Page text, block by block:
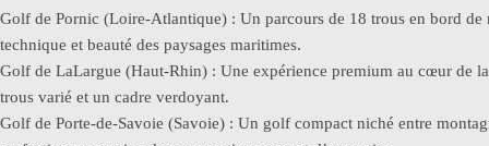
Golf de Pornic (Loire-Atlantique) : Un parcours de 18 trous en bord de
technique et beauté des paysages maritimes.
Golf de LaLargue (Haut-Rhin) : Une expérience premium au cœur de
trous varié et un cadre verdoyant.
Golf de Porte-de-Savoie (Savoie) : Un golf compact niché entre